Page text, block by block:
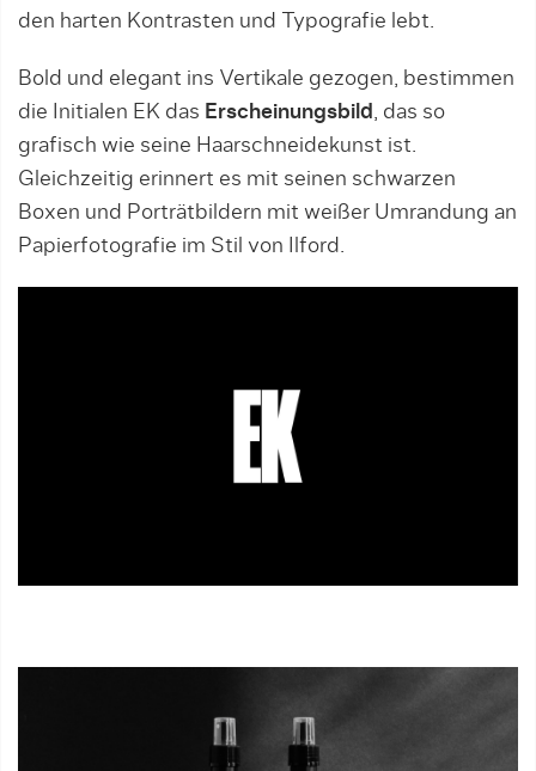
den harten Kontrasten und Typografie lebt.
Bold und elegant ins Vertikale gezogen, bestimmen
die Initialen EK das Erscheinungsbild , das so
grafisch wie seine Haarschneidekunst ist.
Gleichzeitig erinnert es mit seinen schwarzen
Boxen und Porträtbildern mit weißer Umrandung an
Papierfotografie im Stil von Ilford.